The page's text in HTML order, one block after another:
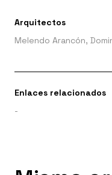
Arquitectos
Melendo Arancón,
Enlaces relacionados
-